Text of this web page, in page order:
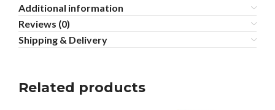
Additional information
Reviews (0)
Shipping & Delivery
Related products